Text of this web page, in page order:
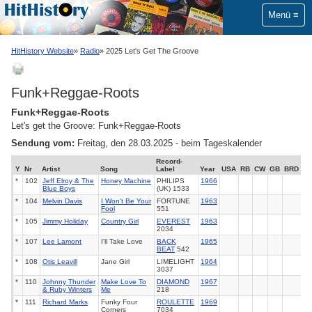
Menü
HitHistory Website Radio 2025 Let's Get The Groove
Funk+Reggae-Roots
Funk+Reggae-Roots
Let's get the Groove: Funk+Reggae-Roots
Sendung vom: Freitag, den 28.03.2025 - beim Tageskalender
Y Nr Artist Song
Record-
Label
Year USA RB CW GB BRD
*
102
Jeff Elroy & The
Blue Boys
Honey Machine
PHILIPS
(UK) 1533
1966
* 104 Melvin Davis
I Won't Be Your
Fool
FORTUNE
551
1963
* 105 Jimmy Holiday Country Girl
EVEREST
2034
1963
* 107 Lee Lamont I'll Take Love
BACK
BEAT 542
1965
* 108 Otis Leavill Jane Girl
LIMELIGHT
3037
1964
* 110
Johnny Thunder
& Ruby Winters
Make Love To
Me
DIAMOND
218
1967
* 111 Richard Marks
Funky Four
Corners
ROULETTE
7034
1969